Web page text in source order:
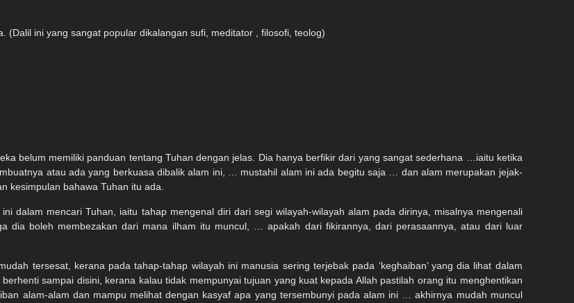
(Dalil ini yang sangat popular dikalangan sufi, meditator , filosofi, teolog)
belum memiliki panduan tentang Tuhan dengan jelas. Dia hanya berfikir dari yang sangat sederhana …iaitu ketika
atau ada yang berkuasa dibalik alam ini, … mustahil alam ini ada begitu saja … dan alam merupakan jejak-
kesimpulan bahawa Tuhan itu ada.
dalam mencari Tuhan, iaitu tahap mengenal diri dari segi wilayah-wilayah alam pada dirinya, misalnya mengenali
dia boleh membezakan dari mana ilham itu muncul, … apakah dari fikirannya, dari perasaannya, atau dari luar
tersesat, kerana pada tahap-tahap wilayah ini manusia sering terjebak pada ‘keghaiban’ yang dia lihat dalam
sampai disini, kerana kalau tidak mempunyai tujuan yang kuat kepada Allah pastilah orang itu menghentikan
alam-alam dan mampu melihat dengan kasyaf apa yang tersembunyi pada alam ini … akhirnya mudah muncul